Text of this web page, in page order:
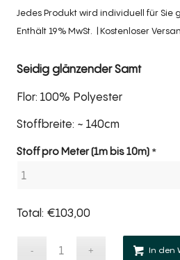
Jedes Produkt wird individuell für Sie
Enthält 19% MwSt.
Kostenloser
Seidig glänzender Samt
Flor: 100% Polyester
Stoffbreite: ~ 140cm
Section
Stoff pro Meter (1m bis 10m) *
Total: €103,00
In den